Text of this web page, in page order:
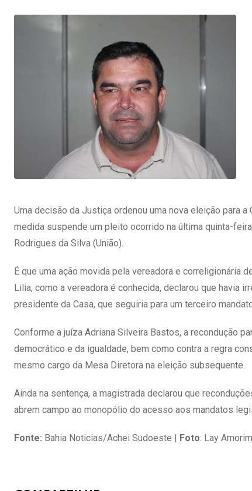
Uma decisão da Justiça ordenou uma nova eleição para
medida suspende um pleito ocorrido na última quinta-
Rodrigues da Silva (União).
É que uma ação movida pela vereadora e correligionária
Lilia, como a vereadora é conhecida, declarou que
presidente da Casa, que seguiria para um terceiro
Conforme a juíza Adriana Silveira Bastos, a recondução
democrático e da igualdade, bem como contra a regra
mesmo cargo da Mesa Diretora na eleição subsequente.
Ainda na sentença, a magistrada declarou que
abrem campo ao monopólio do acesso aos mandatos
Fonte: Bahia Noticias/Achei Sudoeste | Foto: Lay